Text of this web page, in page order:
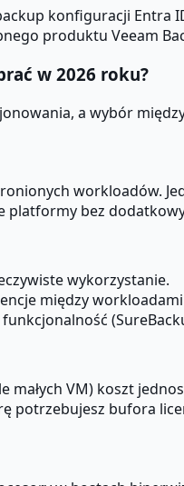
konfiguracji Entra
produktu Veeam
w 2026 roku?
a wybór
workloadów.
platformy bez
wykorzystanie.
między
małych VM) koszt
potrzebujesz bufora